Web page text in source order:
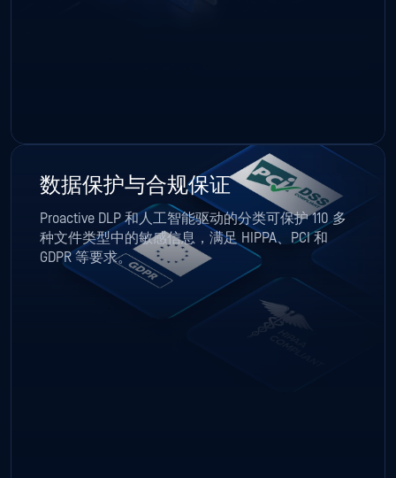
数据保护与合规保证
Proactive DLP 和人工智能驱动的分类可保护 110 多
种文件类型中的敏感信息，满足 HIPPA、PCI 和
GDPR 等要求。